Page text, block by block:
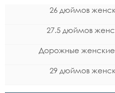
26 дюймов
27.5 дюймов
Дорожные
29 дюймов